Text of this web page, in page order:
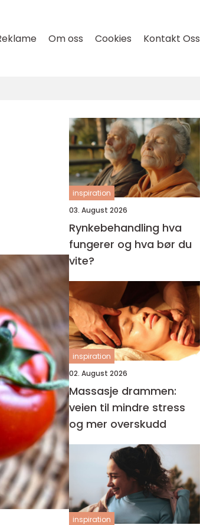
Om oss Cookies Kontakt Oss
inspiration
03. August 2026
Rynkebehandling hva
fungerer og hva bør du
vite?
inspiration
02. August 2026
Massasje drammen:
veien til mindre stress
og mer overskudd
inspiration